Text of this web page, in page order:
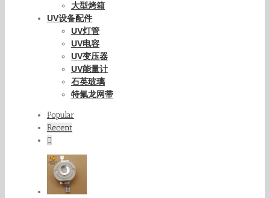
大型烤箱
UV设备配件
UV灯管
UV电容
UV变压器
UV能量计
石英玻璃
特氟龙网带
Popular
Recent